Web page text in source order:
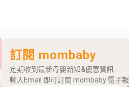
訂閱 mombaby
定期收到最新母嬰新知&優惠資訊
輸入Email 即可訂閱 mombaby 電子報